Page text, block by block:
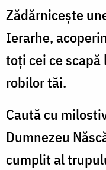
Zădărnicește
Ierarhe,
toți cei ce
robilor tăi.
Caută cu
Dumnezeu
cumplit al